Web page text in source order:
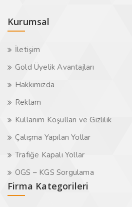
Kurumsal
İletişim
Gold Üyelik Avantajları
Hakkımızda
Reklam
Kullanım Koşulları ve Gizlilik
Çalışma Yapılan Yollar
Trafiğe Kapalı Yollar
OGS – KGS Sorgulama
Firma Kategorileri